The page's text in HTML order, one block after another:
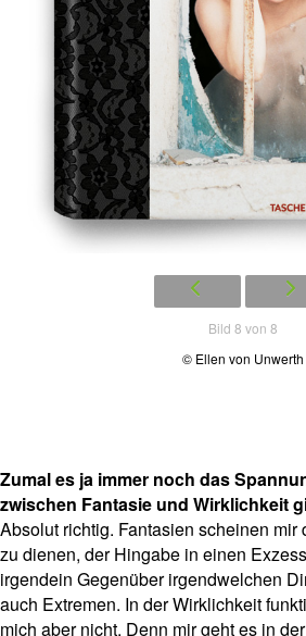
Bild 8 von 8
© Ellen von Unwerth
Zumal es ja immer noch das
zwischen Fantasie und Wirklichkeit
Absolut richtig. Fantasien scheinen mir
zu dienen, der Hingabe in einen
irgendein Gegenüber irgendwelchen
auch Extremen. In der Wirklichkeit
mich aber nicht. Denn mir geht es in